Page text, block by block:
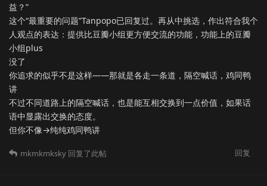
益？”
这个“最重要的问题”Tanpopo已回复过。再从中挑选，作出符合我个
人观点的表达：提供比豆瓣小组更方便交流的功能，功能上的豆瓣
小组plus
没了
你追求的似乎不是这样——那就是各走一条道，隔空喊话，鸡同鸭
讲
不过不同道路上的隔空喊话，也是能互相交换到一点价值，如果话
语中显露出交换的态度。
但你不像→纯纯鸡同鸭讲
回复
mkmkmksky 回复了此帖